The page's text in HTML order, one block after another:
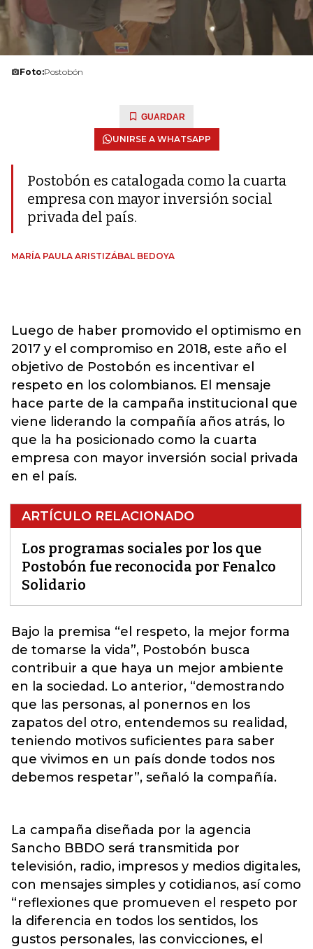
Foto:Postobón
GUARDAR
UNIRSE A WHATSAPP
Postobón es catalogada como la cuarta
empresa con mayor inversión social
privada del país.
MARÍA PAULA ARISTIZÁBAL BEDOYA
Luego de haber promovido el optimismo en
2017 y el compromiso en 2018, este año el
objetivo de Postobón es incentivar el
respeto en los colombianos. El mensaje
hace parte de la campaña institucional que
viene liderando la compañía años atrás, lo
que la ha posicionado como la cuarta
empresa con mayor inversión social privada
en el país.
ARTÍCULO RELACIONADO
Los programas sociales por los que
Postobón fue reconocida por Fenalco
Solidario
Bajo la premisa “el respeto, la mejor forma
de tomarse la vida”, Postobón busca
contribuir a que haya un mejor ambiente
en la sociedad. Lo anterior, “demostrando
que las personas, al ponernos en los
zapatos del otro, entendemos su realidad,
teniendo motivos suficientes para saber
que vivimos en un país donde todos nos
debemos respetar”, señaló la compañía.
La campaña diseñada por la agencia
Sancho BBDO será transmitida por
televisión, radio, impresos y medios digitales,
con mensajes simples y cotidianos, así como
“reflexiones que promueven el respeto por
la diferencia en todos los sentidos, los
gustos personales, las convicciones, el